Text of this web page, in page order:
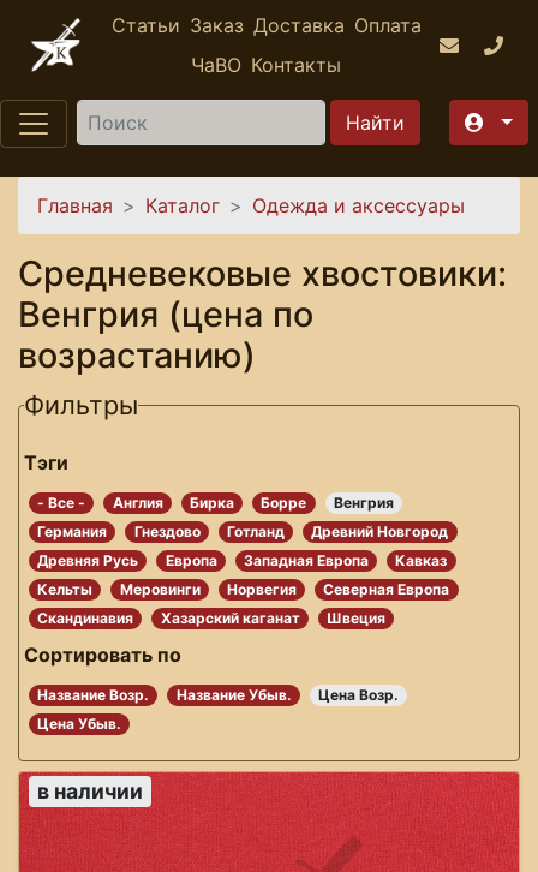
Перейти к основному содержанию
Статьи Заказ Доставка Оплата
ЧаВО Контакты
Найти
Вы здесь
Главная Каталог Одежда и аксессуары
Средневековые хвостовики:
Венгрия (цена по
возрастанию)
Фильтры
Тэги
- Все - Англия Бирка Борре
Венгрия
Германия
Гнездово Готланд
Древний Новгород
Древняя Русь
Европа Западная Европа
Кавказ
Кельты
Меровинги Норвегия
Северная Европа
Скандинавия
Хазарский каганат Швеция
Сортировать по
Название Возр. Название Убыв.
Цена Возр.
Цена Убыв.
в наличии